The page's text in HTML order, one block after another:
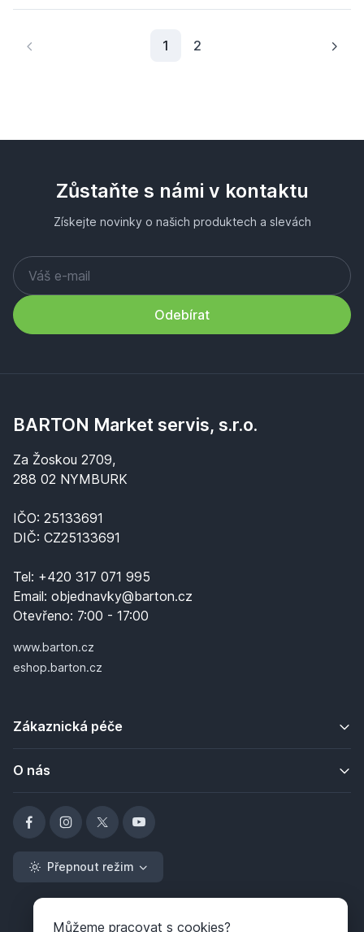
1 Aktuální stránka
2
Zůstaňte s námi v kontaktu
Získejte novinky o našich produktech a slevách
Odebírat
BARTON Market servis, s.r.o.
Za Žoskou 2709,
288 02 NYMBURK
IČO: 25133691
DIČ: CZ25133691
Tel: +420 317 071 995
Email: objednavky@barton.cz
Otevřeno: 7:00 - 17:00
www.barton.cz
eshop.barton.cz
Zákaznická péče
O nás
Přepnout režim
Můžeme pracovat s cookies?